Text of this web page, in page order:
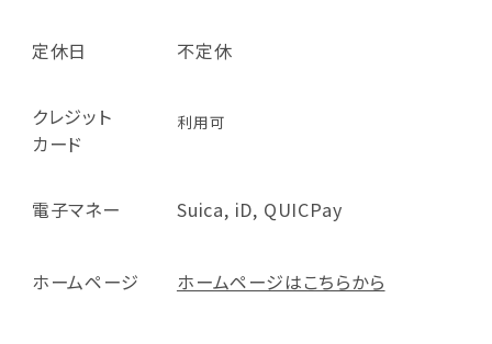
定休日 不定休
クレジット
カード
利用可
電子マネー Suica, iD, QUICPay
ホームページ ホームページはこちらから